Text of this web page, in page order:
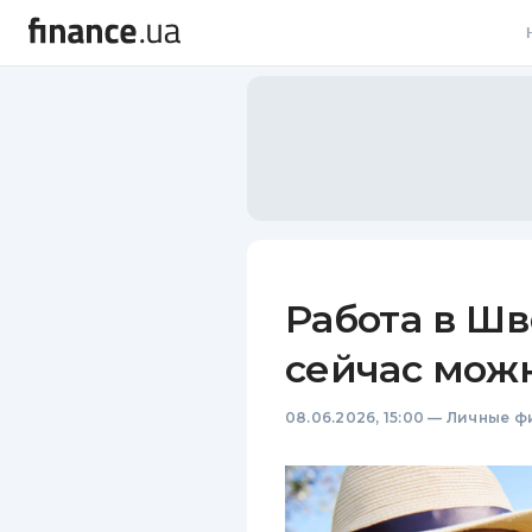
Работа в
сейчас
08.06.2026, 15:00 — Личные